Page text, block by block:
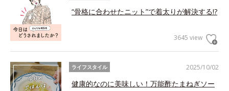
“骨格に合わせたニット”で着太りが解決する!?
3645 view
2025/10/02
ライフスタイル
健康的なのに美味しい！万能酢たまねぎソー